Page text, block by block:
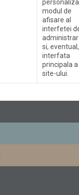
personaliza
modul de
afisare al
interfetei
si, eventual,
interfata
principala a
site-ului.